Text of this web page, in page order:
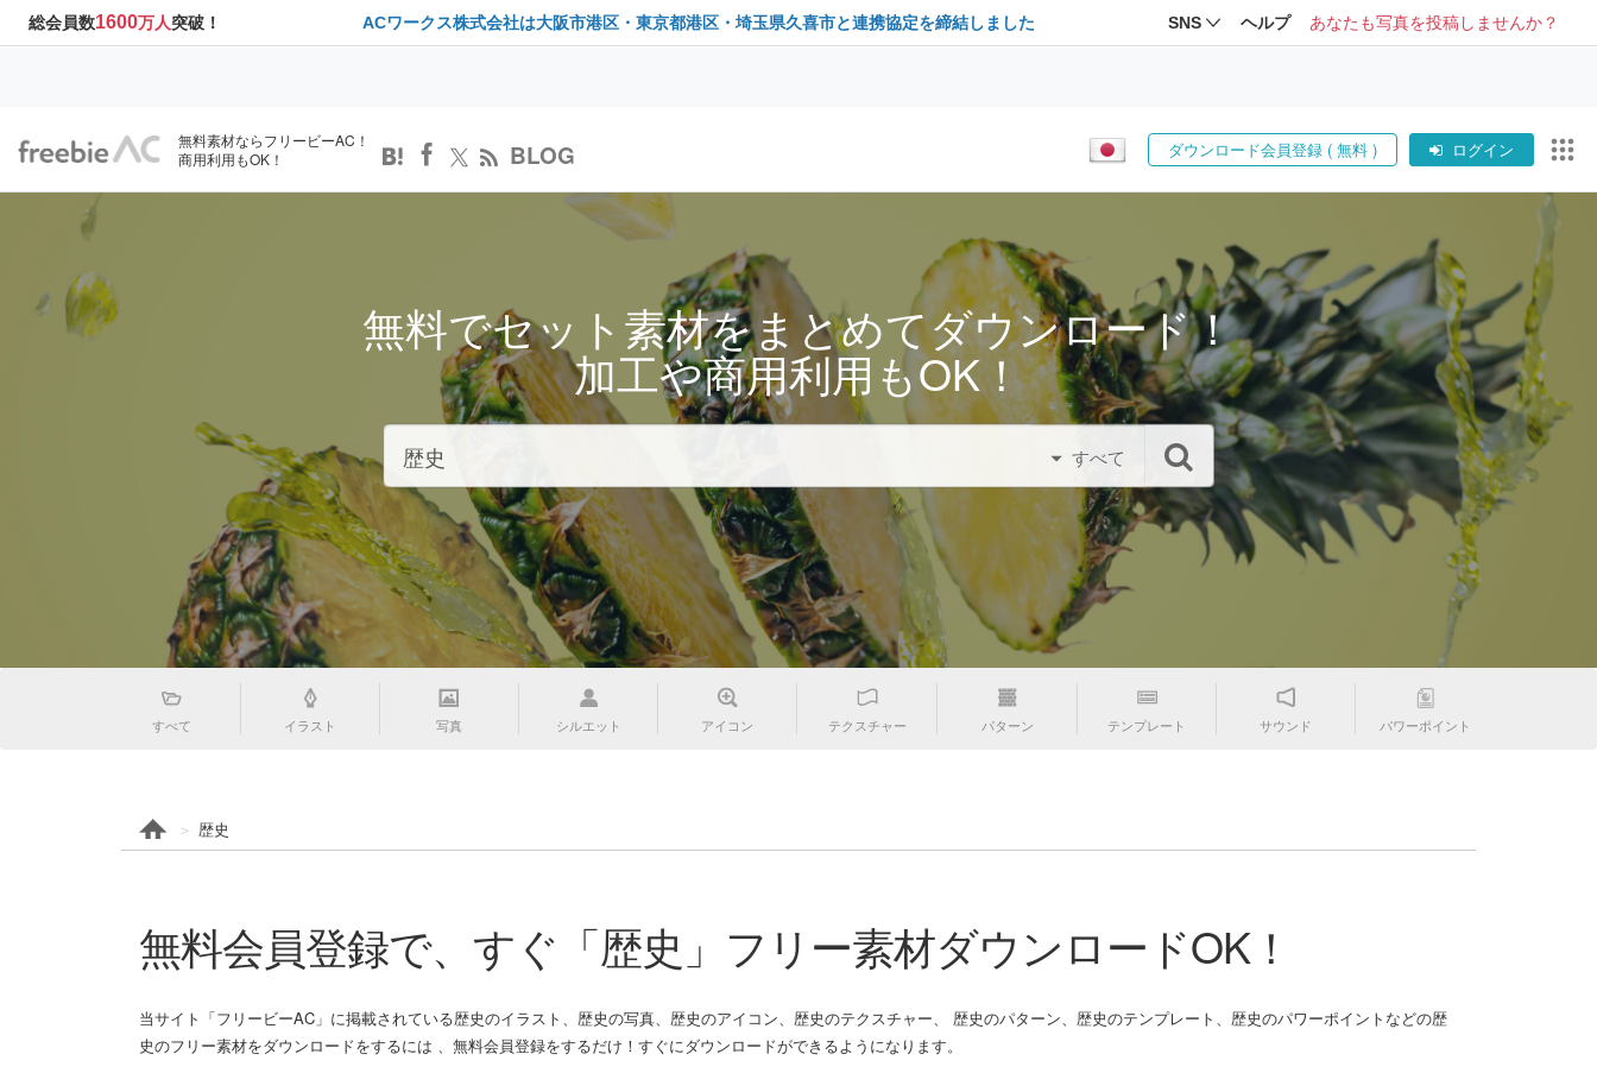
総会員数1600万人突破！ ACワークス株式会社は大阪市港区・東京都港区・埼玉県久喜市と連携協定を締結しました SNS ヘルプ あなたも写真を投稿しませんか？
無料素材ならフリービーAC！
商用利用もOK！
BLOG ダウンロード会員登録 ( 無料 ) ログイン
無料でセット素材をまとめてダウンロード！
加工や商用利用もOK！
すべて
すべて イラスト 写真 シルエット アイコン テクスチャー パターン テンプレート サウンド パワーポイント
歴史
無料会員登録で、すぐ「歴史」フリー素材ダウンロードOK！
当サイト「フリービーAC」に掲載されている歴史のイラスト、歴史の写真、歴史のアイコン、歴史のテクスチャー、 歴史のパターン、歴史のテンプレート、歴史のパワーポイントなどの歴
史のフリー素材をダウンロードをするには 、無料会員登録をするだけ！すぐにダウンロードができるようになります。